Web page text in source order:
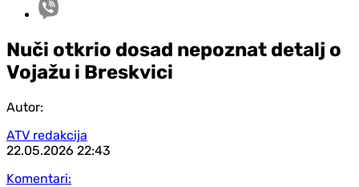
Nuči otkrio dosad nepoznat detalj o
Vojažu i Breskvici
Autor:
ATV redakcija
22.05.2026 22:43
Komentari: